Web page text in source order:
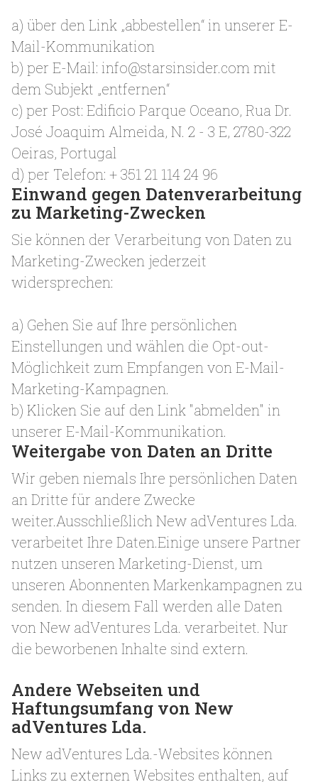
a) über den Link „abbestellen“ in unserer E-
Mail-Kommunikation
b) per E-Mail: info@starsinsider.com mit
dem Subjekt „entfernen“
c) per Post: Edificio Parque Oceano, Rua Dr.
José Joaquim Almeida, N. 2 - 3 E, 2780-322
Oeiras, Portugal
d) per Telefon: + 351 21 114 24 96
Einwand gegen Datenverarbeitung
zu Marketing-Zwecken
Sie können der Verarbeitung von Daten zu
Marketing-Zwecken jederzeit
widersprechen:
a) Gehen Sie auf Ihre persönlichen
Einstellungen und wählen die Opt-out-
Möglichkeit zum Empfangen von E-Mail-
Marketing-Kampagnen.
b) Klicken Sie auf den Link "abmelden" in
unserer E-Mail-Kommunikation.
Weitergabe von Daten an Dritte
Wir geben niemals Ihre persönlichen Daten
an Dritte für andere Zwecke
weiter.Ausschließlich New adVentures Lda.
verarbeitet Ihre Daten.Einige unsere Partner
nutzen unseren Marketing-Dienst, um
unseren Abonnenten Markenkampagnen zu
senden. In diesem Fall werden alle Daten
von New adVentures Lda. verarbeitet. Nur
die beworbenen Inhalte sind extern.
Andere Webseiten und
Haftungsumfang von New
adVentures Lda.
New adVentures Lda.-Websites können
Links zu externen Websites enthalten, auf